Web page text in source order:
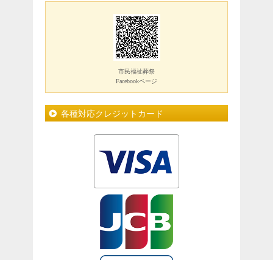
市民福祉葬祭
Facebookページ
各種対応クレジットカード